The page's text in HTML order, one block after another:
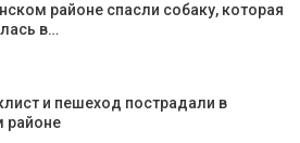
районе спасли собаку, которая
в…
и пешеход пострадали в
районе